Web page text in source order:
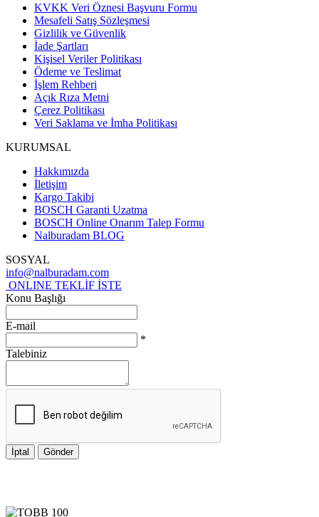
KVKK Veri Öznesi Başvuru Formu
Mesafeli Satış Sözleşmesi
Gizlilik ve Güvenlik
İade Şartları
Kişisel Veriler Politikası
Ödeme ve Teslimat
İşlem Rehberi
Açık Rıza Metni
Çerez Politikası
Veri Saklama ve İmha Politikası
KURUMSAL
Hakkımızda
İletişim
Kargo Takibi
BOSCH Garanti Uzatma
BOSCH Online Onarım Talep Formu
Nalburadam BLOG
SOSYAL
info@nalburadam.com
ONLINE TEKLİF İSTE
Konu Başlığı
E-mail
*
Talebiniz
İptal Gönder